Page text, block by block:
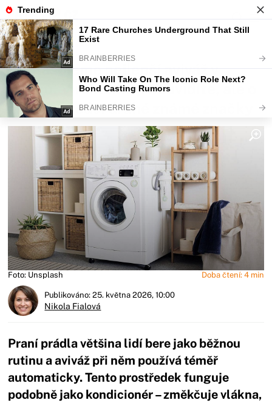
Fajntip.cz Magazín
Vyhlašujeme nejlepší aviváž v
Česku. V reklamě ji neuvidíte, ale o
mnoho předčí drahé známé značky
Foto: Unsplash Doba čtení: 4 min
Publikováno: 25. května 2026, 10:00
Nikola Fialová
Praní prádla většina lidí bere jako běžnou
rutinu a aviváž při něm používá téměř
automaticky. Tento prostředek funguje
podobně jako kondicionér – změkčuje vlákna,